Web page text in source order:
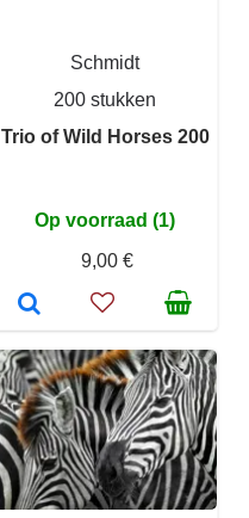
Schmidt
200 stukken
Trio of Wild Horses 200
Op voorraad (1)
9,00 €